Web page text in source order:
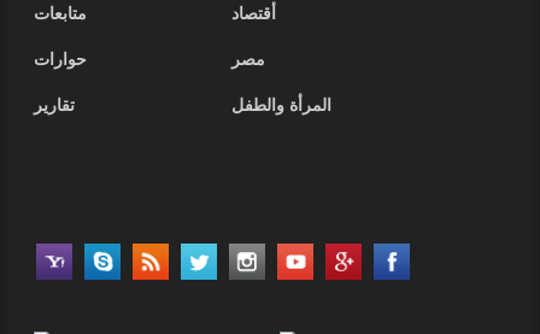
أقتصاد
متابعات
مصر
حوارات
المرأة والطفل
تقارير